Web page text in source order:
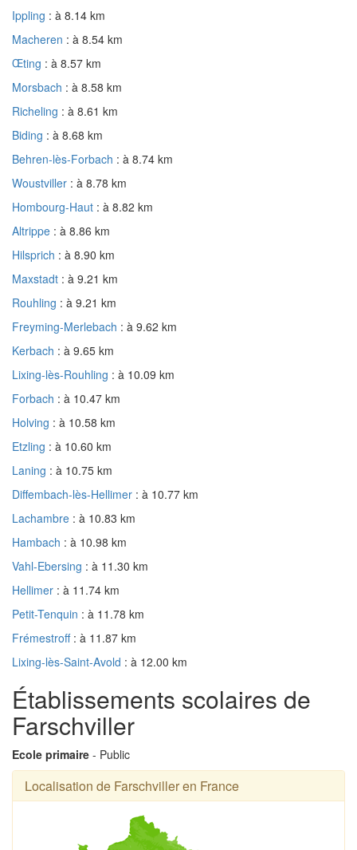
Ippling : à 8.14 km
Macheren : à 8.54 km
Œting : à 8.57 km
Morsbach : à 8.58 km
Richeling : à 8.61 km
Biding : à 8.68 km
Behren-lès-Forbach : à 8.74 km
Woustviller : à 8.78 km
Hombourg-Haut : à 8.82 km
Altrippe : à 8.86 km
Hilsprich : à 8.90 km
Maxstadt : à 9.21 km
Rouhling : à 9.21 km
Freyming-Merlebach : à 9.62 km
Kerbach : à 9.65 km
Lixing-lès-Rouhling : à 10.09 km
Forbach : à 10.47 km
Holving : à 10.58 km
Etzling : à 10.60 km
Laning : à 10.75 km
Diffembach-lès-Hellimer : à 10.77 km
Lachambre : à 10.83 km
Hambach : à 10.98 km
Vahl-Ebersing : à 11.30 km
Hellimer : à 11.74 km
Petit-Tenquin : à 11.78 km
Frémestroff : à 11.87 km
Lixing-lès-Saint-Avold : à 12.00 km
Établissements scolaires de
Farschviller
Ecole primaire - Public
Localisation de Farschviller en France